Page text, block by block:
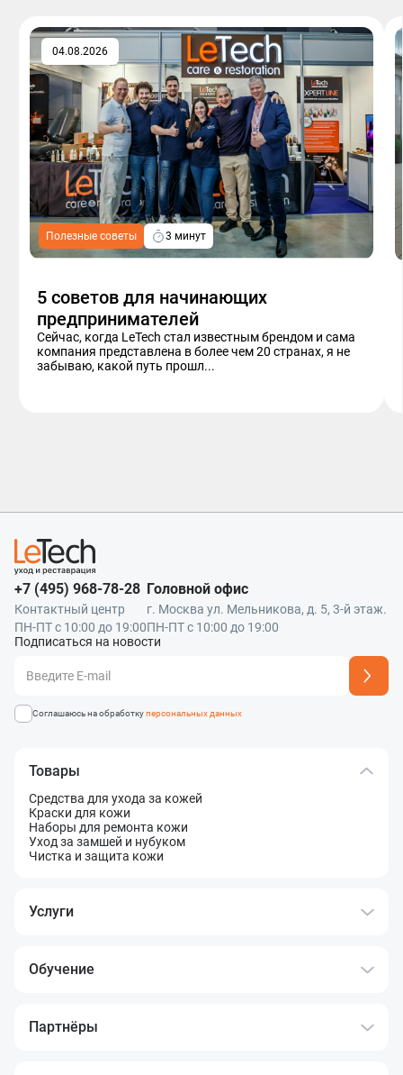
04.08.2026
Полезные советы 3 минут
5 советов для начинающих
предпринимателей
Сейчас, когда LeTech стал известным брендом и сама
компания представлена в более чем 20 странах, я не
забываю, какой путь прошл...
+7 (495) 968-78-28
Контактный центр
ПН-ПТ с 10:00 до 19:00
Головной офис
г. Москва ул. Мельникова, д. 5, 3-й этаж.
ПН-ПТ с 10:00 до 19:00
Подписаться на новости
Адрес подписки успешно добавлен
Соглашаюсь на обработкуперсональных данных
Товары
Средства для ухода за кожей
Краски для кожи
Наборы для ремонта кожи
Уход за замшей и нубуком
Чистка и защита кожи
Услуги
Обучение
Партнёры